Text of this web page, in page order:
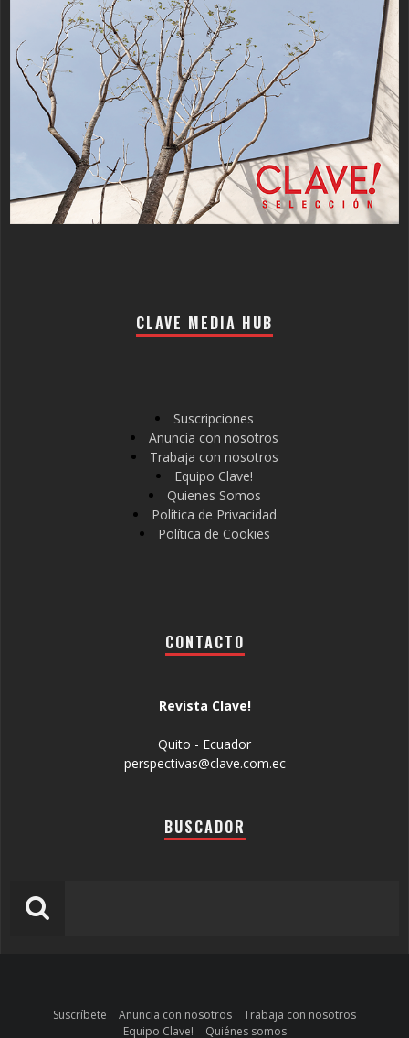
CLAVE MEDIA HUB
Suscripciones
Anuncia con nosotros
Trabaja con nosotros
Equipo Clave!
Quienes Somos
Política de Privacidad
Política de Cookies
CONTACTO
Revista Clave!
Quito - Ecuador
perspectivas@clave.com.ec
BUSCADOR
Suscríbete Anuncia con nosotros
Trabaja con nosotros
Equipo Clave!
Quiénes somos